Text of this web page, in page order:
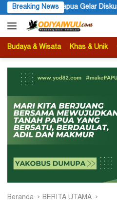
Langsung
ke
konten
Breaking News
Pengalaman Sebagai Sumber
Budaya & Wisata Khas & Unik
Beranda BERITA UTAMA